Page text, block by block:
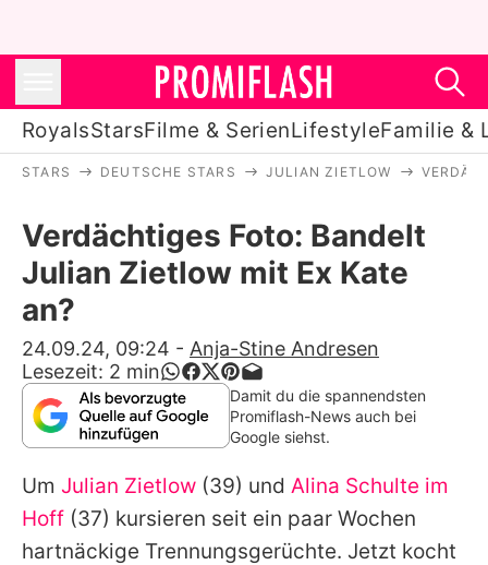
RoyalsStarsFilme & SerienLifestyleFamilie &
Stars
Filme & Serien
Lifestyle
Familie & Liebe
Promiflash Exklusiv
Alle Themen auf Promiflash
Jobs
STARS DEUTSCHE STARS JULIAN ZIETLOW
Verdächtiges Foto: Bandelt
Julian Zietlow mit Ex Kate
an?
24.09.24, 09:24 - Anja-Stine Andresen
Lesezeit: 2 min
Damit du die spannendsten
Promiflash-News auch bei
Google siehst.
Um Julian Zietlow (39) und Alina Schulte im
Hoff (37) kursieren seit ein paar Wochen
hartnäckige Trennungsgerüchte. Jetzt kocht